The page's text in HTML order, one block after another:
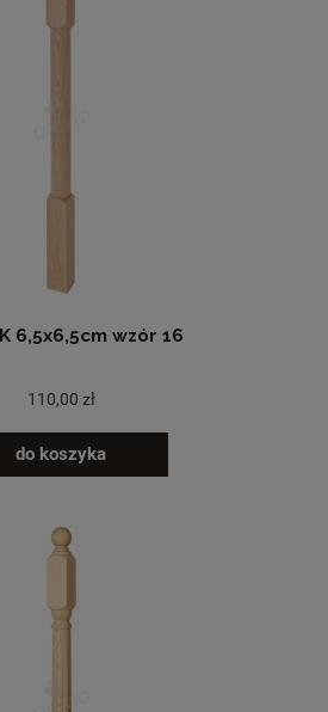
6,5x6,5cm wzór 16
110,00 zł
do koszyka